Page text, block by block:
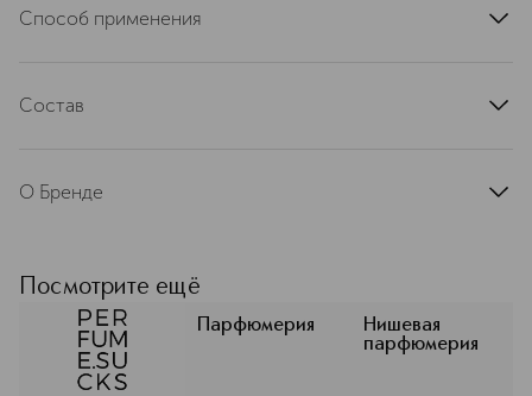
артикул
Способ применения
Состав
LINALOOL, EUGENOL, FARNESOL, BUTYL HYDROXY
О Бренде
коллекция швейцарского
парфюмера Андреаса Вильгельма.
Посмотрите ещё
Парфюмерия
Нишевая
парфюмерия